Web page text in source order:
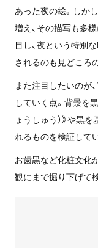
あった夜の絵。しか
増え、その描写も多様
目し、夜という特別
されるのも見どころ
また注目したいのが
していく点。背景を
ょうしゅう）》や黒
れるものを検証して
お歯黒など化粧文化
観にまで掘り下げて